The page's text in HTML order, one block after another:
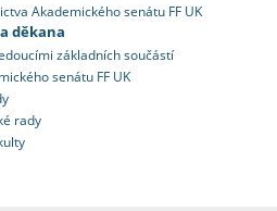
Akademického senátu FF UK
děkana
základních součástí
senátu FF UK
rady